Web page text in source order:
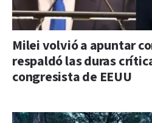
Milei volvió a apuntar
respaldó las duras
congresista de EEUU